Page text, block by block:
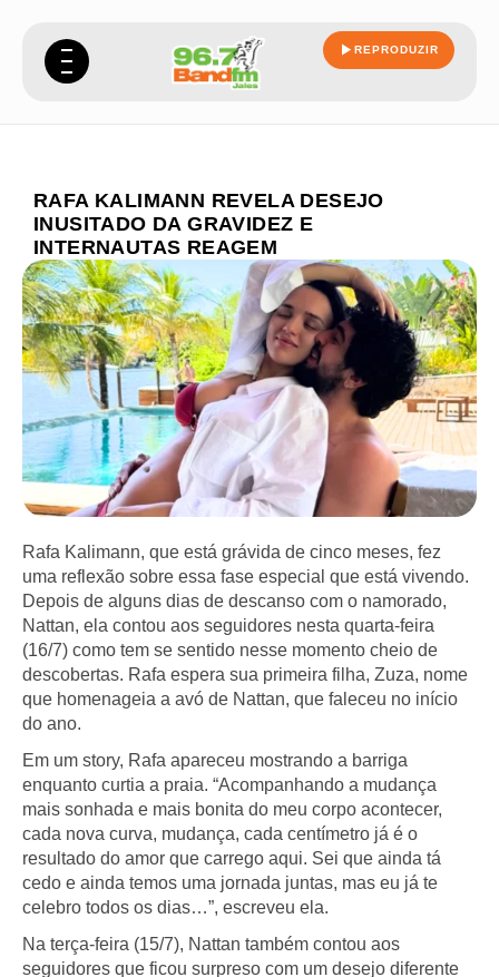
REPRODUZIR
RAFA KALIMANN REVELA DESEJO
INUSITADO DA GRAVIDEZ E
INTERNAUTAS REAGEM
Rafa Kalimann, que está grávida de cinco meses, fez
uma reflexão sobre essa fase especial que está vivendo.
Depois de alguns dias de descanso com o namorado,
Nattan, ela contou aos seguidores nesta quarta-feira
(16/7) como tem se sentido nesse momento cheio de
descobertas. Rafa espera sua primeira filha, Zuza, nome
que homenageia a avó de Nattan, que faleceu no início
do ano.
Em um story, Rafa apareceu mostrando a barriga
enquanto curtia a praia. “Acompanhando a mudança
mais sonhada e mais bonita do meu corpo acontecer,
cada nova curva, mudança, cada centímetro já é o
resultado do amor que carrego aqui. Sei que ainda tá
cedo e ainda temos uma jornada juntas, mas eu já te
celebro todos os dias…”, escreveu ela.
Na terça-feira (15/7), Nattan também contou aos
seguidores que ficou surpreso com um desejo diferente